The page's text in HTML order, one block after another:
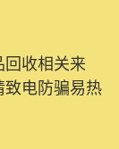
回收相关来
电防骗易热
月10日起，
。所有提交